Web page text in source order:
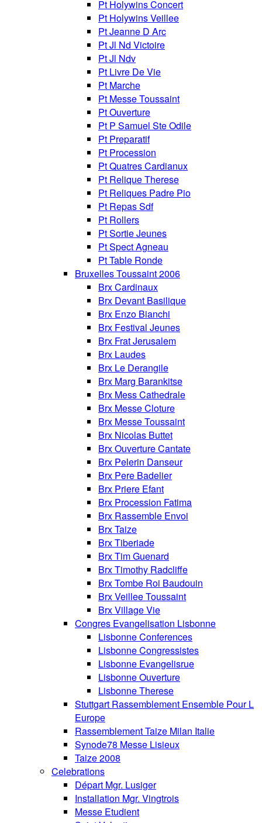
Pt Holywins Concert
Pt Holywins Veillee
Pt Jeanne D Arc
Pt Jl Nd Victoire
Pt Jl Ndv
Pt Livre De Vie
Pt Marche
Pt Messe Toussaint
Pt Ouverture
Pt P Samuel Ste Odile
Pt Preparatif
Pt Procession
Pt Quatres Cardianux
Pt Relique Therese
Pt Reliques Padre Pio
Pt Repas Sdf
Pt Rollers
Pt Sortie Jeunes
Pt Spect Agneau
Pt Table Ronde
Bruxelles Toussaint 2006
Brx Cardinaux
Brx Devant Basilique
Brx Enzo Bianchi
Brx Festival Jeunes
Brx Frat Jerusalem
Brx Laudes
Brx Le Derangile
Brx Marg Barankitse
Brx Mess Cathedrale
Brx Messe Cloture
Brx Messe Toussaint
Brx Nicolas Buttet
Brx Ouverture Cantate
Brx Pelerin Danseur
Brx Pere Badelier
Brx Priere Efant
Brx Procession Fatima
Brx Rassemble Envoi
Brx Taize
Brx Tiberiade
Brx Tim Guenard
Brx Timothy Radcliffe
Brx Tombe Roi Baudouin
Brx Veillee Toussaint
Brx Village Vie
Congres Evangelisation Lisbonne
Lisbonne Conferences
Lisbonne Congressistes
Lisbonne Evangelisrue
Lisbonne Ouverture
Lisbonne Therese
Stuttgart Rassemblement Ensemble Pour L
Europe
Rassemblement Taize Milan Italie
Synode78 Messe Lisieux
Taize 2008
Celebrations
Départ Mgr. Lusiger
Installation Mgr. Vingtrois
Messe Etudient